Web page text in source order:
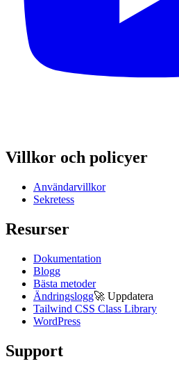
Villkor och policyer
Användarvillkor
Sekretess
Resurser
Dokumentation
Blogg
Bästa metoder
Ändringslogg🚀 Uppdatera
Tailwind CSS Class Library
WordPress
Support